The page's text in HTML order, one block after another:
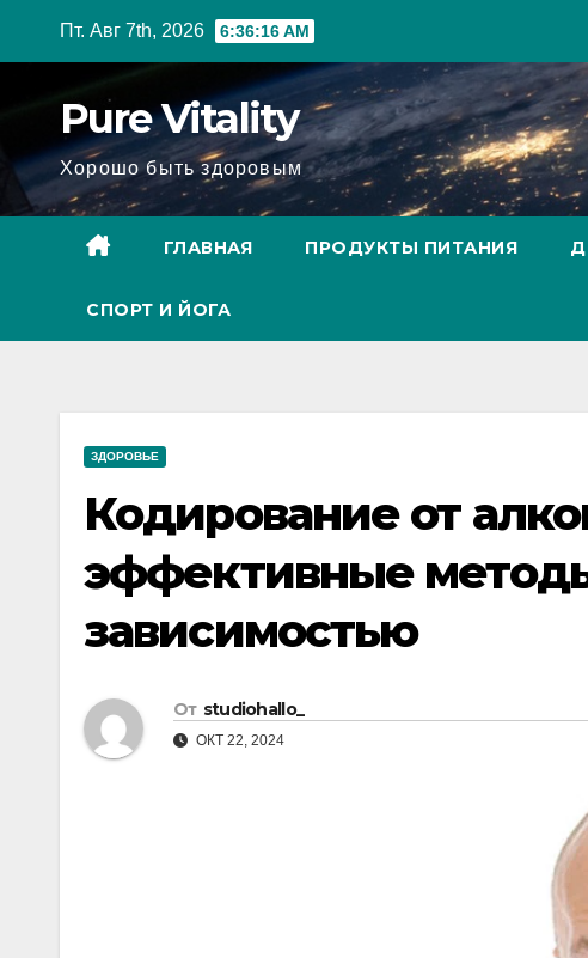
Пт. Авг 7th, 2026 6:36:16 AM
Pure Vitality
Хорошо быть здоровым
ГЛАВНАЯ ПРОДУКТЫ ПИТАНИЯ
СПОРТ И ЙОГА
ЗДОРОВЬЕ
Кодирование от
эффективные
зависимостью
От studiohallo_
ОКТ 22, 2024